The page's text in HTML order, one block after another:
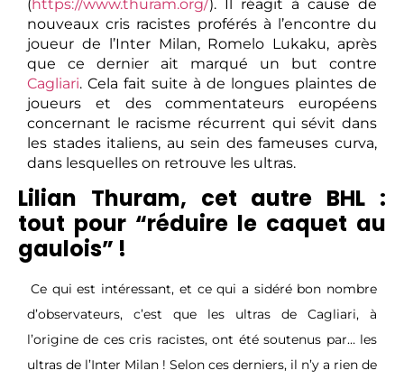
(https://www.thuram.org/). Il réagit à cause de
nouveaux cris racistes proférés à l’encontre du
joueur de l’Inter Milan, Romelo Lukaku, après
que ce dernier ait marqué un but contre
Cagliari. Cela fait suite à de longues plaintes de
joueurs et des commentateurs européens
concernant le racisme récurrent qui sévit dans
les stades italiens, au sein des fameuses curva,
dans lesquelles on retrouve les ultras.
Lilian Thuram, cet autre BHL :
tout pour “réduire le caquet au
gaulois” !
Ce qui est intéressant, et ce qui a sidéré bon nombre
d’observateurs, c’est que les ultras de Cagliari, à
l’origine de ces cris racistes, ont été soutenus par… les
ultras de l’Inter Milan ! Selon ces derniers, il n’y a rien de